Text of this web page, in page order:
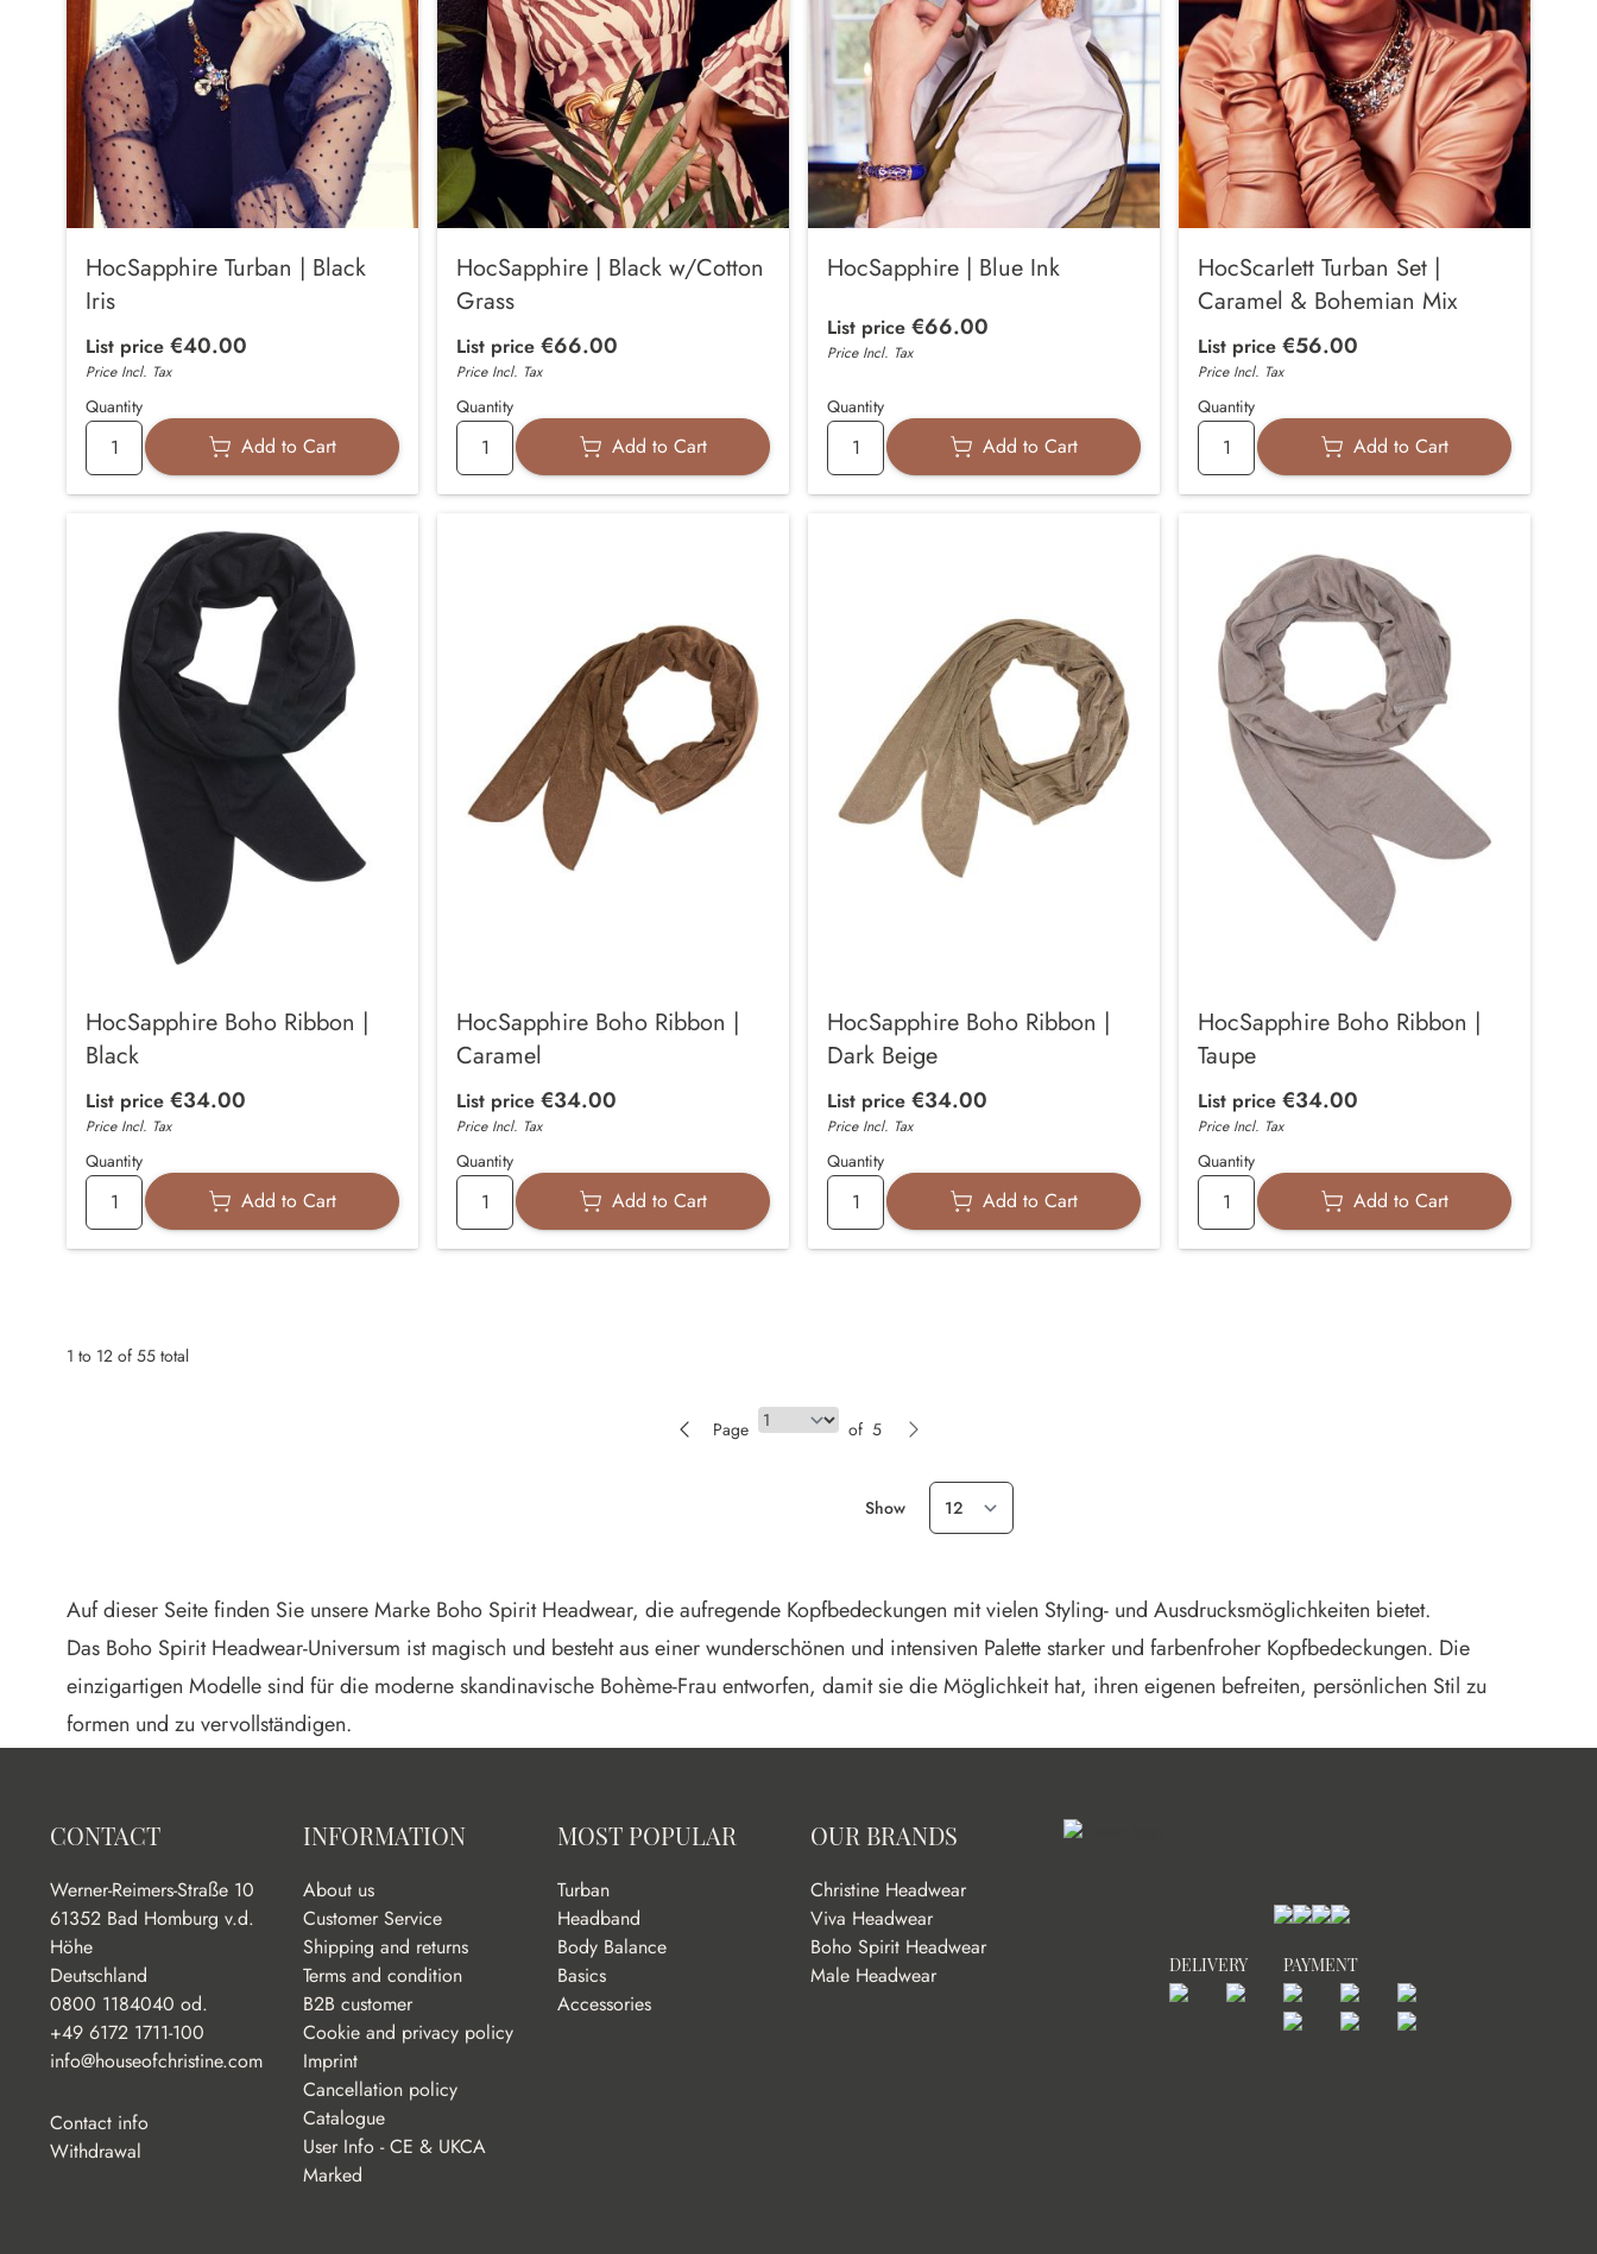
HocSapphire Turban | Black
Iris
List price €40.00
Price Incl. Tax
Quantity
Add to Cart
HocSapphire | Black w/Cotton
Grass
List price €66.00
Price Incl. Tax
Quantity
Add to Cart
HocSapphire | Blue Ink
List price €66.00
Price Incl. Tax
Quantity
Add to Cart
HocScarlett Turban Set |
Caramel & Bohemian Mix
List price €56.00
Price Incl. Tax
Quantity
Add to Cart
HocSapphire Boho Ribbon |
Black
List price €34.00
Price Incl. Tax
Quantity
Add to Cart
HocSapphire Boho Ribbon |
Caramel
List price €34.00
Price Incl. Tax
Quantity
Add to Cart
HocSapphire Boho Ribbon |
Dark Beige
List price €34.00
Price Incl. Tax
Quantity
Add to Cart
HocSapphire Boho Ribbon |
Taupe
List price €34.00
Price Incl. Tax
Quantity
Add to Cart
1 to 12 of 55 total
Page of Page
5
Show
Auf dieser Seite finden Sie unsere Marke Boho Spirit Headwear, die aufregende Kopfbedeckungen mit vielen Styling- und Ausdrucksmöglichkeiten bietet.
Das Boho Spirit Headwear-Universum ist magisch und besteht aus einer wunderschönen und intensiven Palette starker und farbenfroher Kopfbedeckungen. Die
einzigartigen Modelle sind für die moderne skandinavische Bohème-Frau entworfen, damit sie die Möglichkeit hat, ihren eigenen befreiten, persönlichen Stil zu
formen und zu vervollständigen.
CONTACT
Werner-Reimers-Straße 10
61352 Bad Homburg v.d.
Höhe
Deutschland
0800 1184040 od.
+49 6172 1711-100
info@houseofchristine.com
Contact info
Withdrawal
INFORMATION
About us
Customer Service
Shipping and returns
Terms and condition
B2B customer
Cookie and privacy policy
Imprint
Cancellation policy
Catalogue
User Info - CE & UKCA
Marked
MOST POPULAR
Turban
Headband
Body Balance
Basics
Accessories
OUR BRANDS
Christine Headwear
Viva Headwear
Boho Spirit Headwear
Male Headwear
DELIVERY PAYMENT